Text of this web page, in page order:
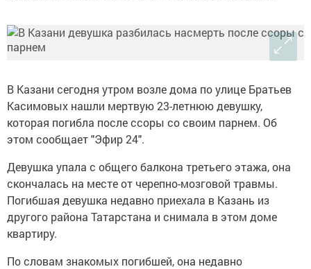
В Казани сегодня утром возле дома по улице Братьев
Касимовых нашли мертвую 23-летнюю девушку,
которая погибла после ссоры со своим парнем. Об
этом сообщает "Эфир 24".
Девушка упала с общего балкона третьего этажа, она
скончалась на месте от черепно-мозговой травмы.
Погибшая девушка недавно приехала в Казань из
другого района Татарстана и снимала в этом доме
квартиру.
По словам знакомых погибшей, она недавно